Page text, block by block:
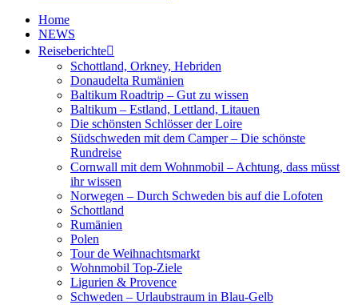
Home
NEWS
Reiseberichte
Schottland, Orkney, Hebriden
Donaudelta Rumänien
Baltikum Roadtrip – Gut zu wissen
Baltikum – Estland, Lettland, Litauen
Die schönsten Schlösser der Loire
Südschweden mit dem Camper – Die schönste
Rundreise
Cornwall mit dem Wohnmobil – Achtung, dass müsst
ihr wissen
Norwegen – Durch Schweden bis auf die Lofoten
Schottland
Rumänien
Polen
Tour de Weihnachtsmarkt
Wohnmobil Top-Ziele
Ligurien & Provence
Schweden – Urlaubstraum in Blau-Gelb